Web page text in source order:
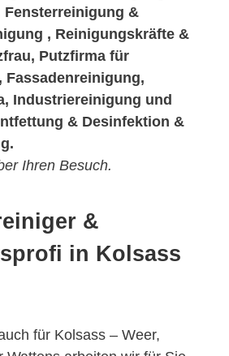
Fensterreinigung &
, Reinigungskräfte &
Putzfirma für
Fassadenreinigung,
Industriereinigung und
& Desinfektion &
Ihren Besuch.
&
in Kolsass
für Kolsass – Weer,